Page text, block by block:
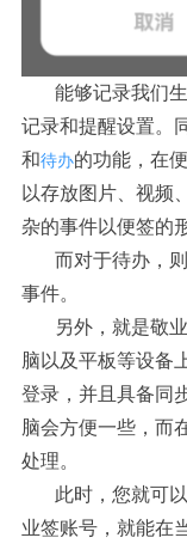
能够记录我们
记录和提醒设置。
和待办的功能，在
以存放图片、视频
杂的事件以便签的
而对于待办，
事件。
另外，就是敬
脑以及平板等设备
登录，并且具备同
脑会方便一些，而
处理。
此时，您就可
业签账号，就能在